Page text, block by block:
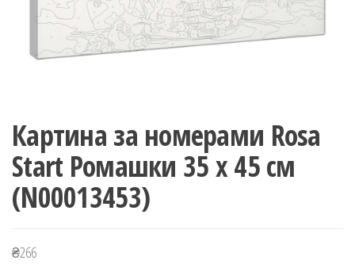
Картина за номерами Rosa
Start Ромашки 35 x 45 см
(N00013453)
₴266